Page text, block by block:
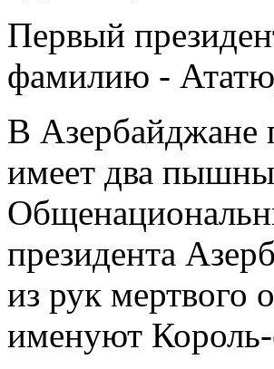
Первый
фамилию -
В Азербайджане
имеет два
президента
из рук мертвого
именуют